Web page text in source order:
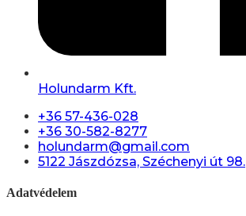
Holundarm Kft.
+36 57-436-028
+36 30-582-8277
holundarm@gmail.com
5122 Jászdózsa, Széchenyi út 98.
Adatvédelem